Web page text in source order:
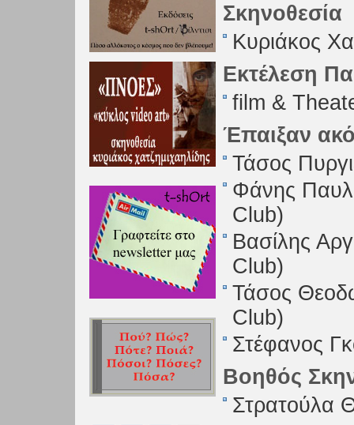
Σκηνοθεσία
Κυριάκος
Εκτέλεση
film &
Έπαιξαν
Τάσος
Φάνης
Club)
Βασίλης
Club)
Τάσος
Club)
Στέφανος
Βοηθός
Στρατούλα